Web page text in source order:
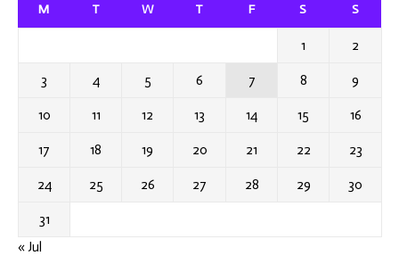
M T W T F S S
1 2
3 4 5 6 7 8 9
10 11 12 13 14 15 16
17 18 19 20 21 22 23
24 25 26 27 28 29 30
31
« Jul